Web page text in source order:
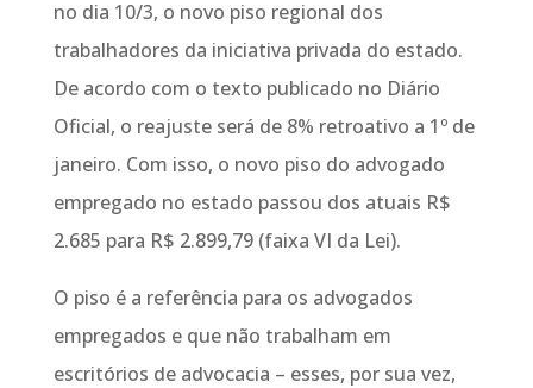
no dia 10/3, o novo piso regional dos
trabalhadores da iniciativa privada do estado.
De acordo com o texto publicado no Diário
Oficial, o reajuste será de 8% retroativo a 1º de
janeiro. Com isso, o novo piso do advogado
empregado no estado passou dos atuais R$
2.685 para R$ 2.899,79 (faixa VI da Lei).
O piso é a referência para os advogados
empregados e que não trabalham em
escritórios de advocacia – esses, por sua vez,